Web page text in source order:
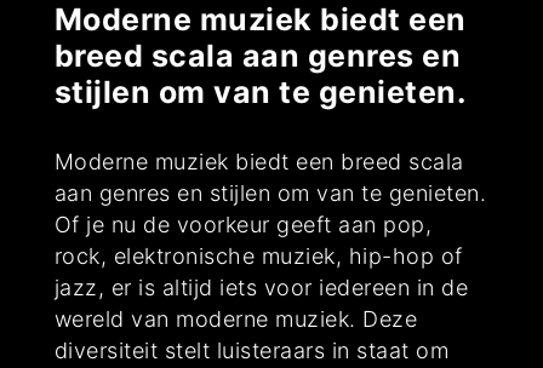
Moderne muziek biedt een
breed scala aan genres en
stijlen om van te genieten.
Moderne muziek biedt een breed scala
aan genres en stijlen om van te genieten.
Of je nu de voorkeur geeft aan pop,
rock, elektronische muziek, hip-hop of
jazz, er is altijd iets voor iedereen in de
wereld van moderne muziek. Deze
diversiteit stelt luisteraars in staat om